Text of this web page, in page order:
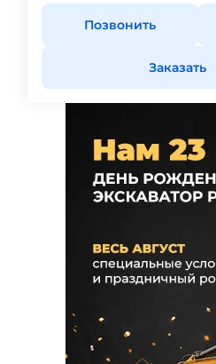
Позвонить
Заказать